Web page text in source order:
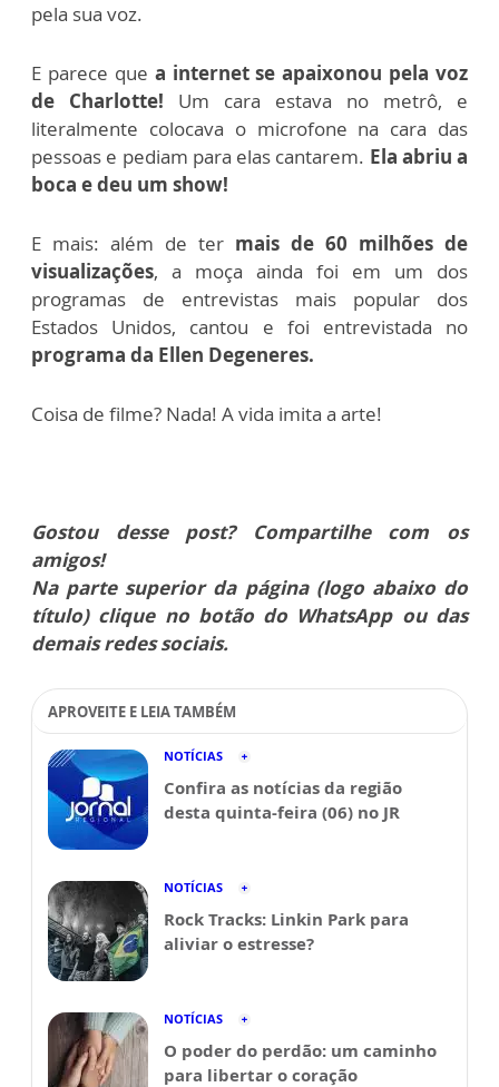
pela sua voz.
E parece que a internet se apaixonou pela voz
de Charlotte! Um cara estava no metrô, e
literalmente colocava o microfone na cara das
pessoas e pediam para elas cantarem. Ela abriu a
boca e deu um show!
E mais: além de ter mais de 60 milhões de
visualizações, a moça ainda foi em um dos
programas de entrevistas mais popular dos
Estados Unidos, cantou e foi entrevistada no
programa da Ellen Degeneres.
Coisa de filme? Nada! A vida imita a arte!
Gostou desse post? Compartilhe com os
amigos!
Na parte superior da página (logo abaixo do
título) clique no botão do WhatsApp ou das
demais redes sociais.
APROVEITE E LEIA TAMBÉM
NOTÍCIAS
Confira as notícias da região
desta quinta-feira (06) no JR
NOTÍCIAS
Rock Tracks: Linkin Park para
aliviar o estresse?
NOTÍCIAS
O poder do perdão: um caminho
para libertar o coração